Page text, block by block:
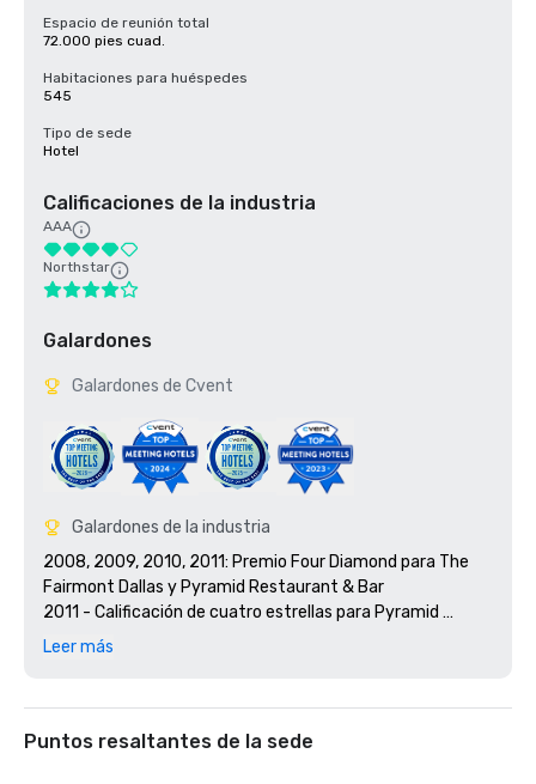
Espacio de reunión total
72.000 pies cuad.
Habitaciones para huéspedes
545
Tipo de sede
Hotel
Calificaciones de la industria
AAA
Northstar
Galardones
Galardones de Cvent
Galardones de la industria
2008, 2009, 2010, 2011: Premio Four Diamond para The
Fairmont Dallas y Pyramid Restaurant & Bar
2011 - Calificación de cuatro estrellas para Pyramid
Restaurant
2009, 2010 y 2011: SMART Meetings, ganadora del premio
Platinum Choice
Leer más
Puntos resaltantes de la sede